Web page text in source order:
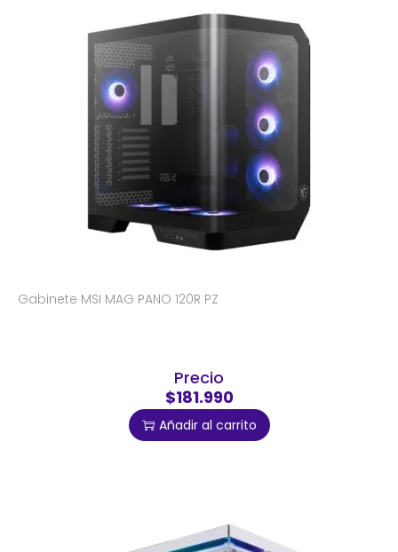
Gabinete MSI MAG PANO 120R PZ
Precio
$181.990
Añadir al carrito